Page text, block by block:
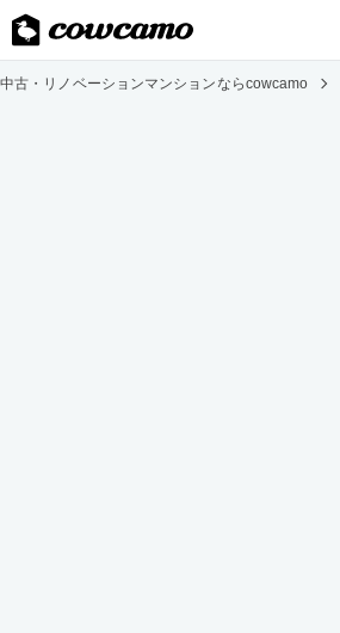
中古・リノベーションマンションならcowcamo